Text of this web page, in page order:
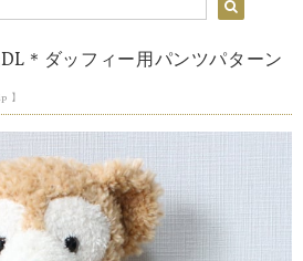
＊ダッフィー用パンツパターン
】